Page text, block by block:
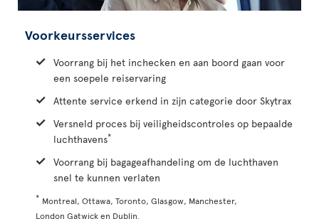
Voorkeursservices
Voorrang bij het inchecken en aan boord gaan voor
een soepele reiservaring
Attente service erkend in zijn categorie door Skytrax
Versneld proces bij veiligheidscontroles op bepaalde
luchthavens*
Voorrang bij bagageafhandeling om de luchthaven
snel te kunnen verlaten
* Montreal, Ottawa, Toronto, Glasgow, Manchester,
London Gatwick en Dublin.